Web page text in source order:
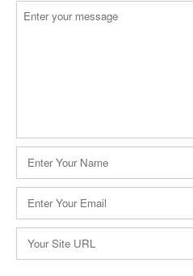
Commentaire
Nom
*
mail
* Site
web